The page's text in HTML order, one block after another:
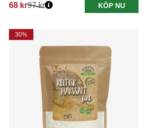
68 kr
Ordinarie pris:
97 kr KÖP NU
30%